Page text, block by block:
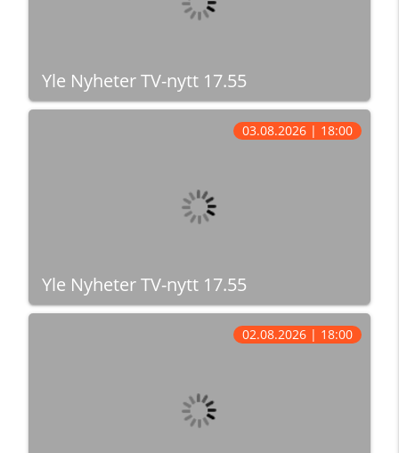
Yle Nyheter TV-nytt 17.55
Yle Nyheter TV-nytt 17.55
03.08.2026 | 18:00
02.08.2026 | 18:00